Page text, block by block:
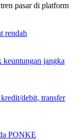
pasar di platform
rendah
keuntungan jangka
debit, transfer
PONKE